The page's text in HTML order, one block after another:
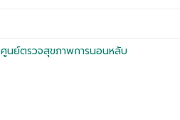
ศูนย์ตรวจสุขภาพการนอนหลับ